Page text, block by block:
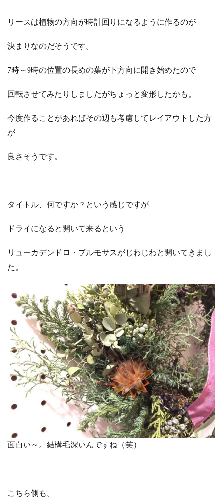
リースは植物の方向が時計回りになるように作るのが
決まりなのだそうです。
7時～9時の位置の長めの葉が下方向に開き始めたので
回転させてみたりしましたがちょっと変形したかも。
今度作ることがあればその辺も考慮してレイアウトした方
が
良さそうです。
タイトル、何ですか？という感じですが
ドライになると開いて来るという
リューカデンドロ・プルモサスがじわじわと開いてきまし
た。
面白い～。結構毛深いんですね（笑）
こちら側も。